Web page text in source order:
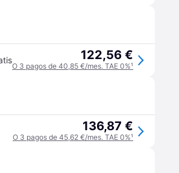
122,56 €
O 3 pagos de 40,85 €/mes. TAE 0%¹
136,87 €
O 3 pagos de 45,62 €/mes. TAE 0%¹